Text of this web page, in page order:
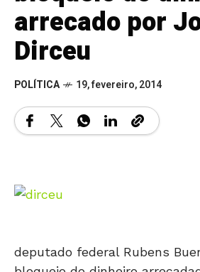
arrecado por
Dirceu
POLÍTICA 19, fevereiro, 2014
deputado federal Rubens